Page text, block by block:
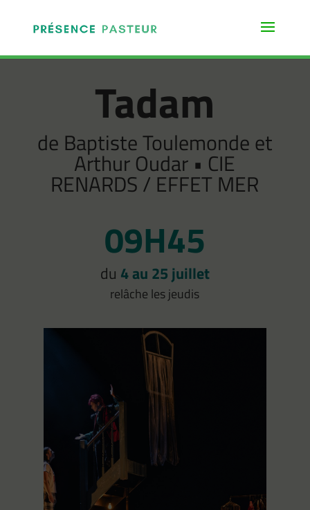
Tadam
de Baptiste Toulemonde et
Arthur Oudar • CIE
RENARDS / EFFET MER
09H45
du 4 au 25 juillet
relâche les jeudis